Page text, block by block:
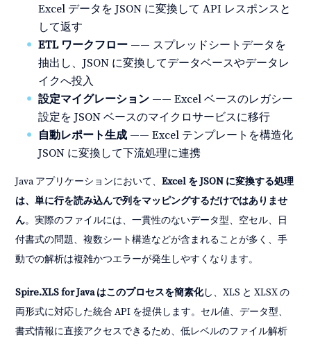
Excel データを JSON に変換して API レスポンスと
して返す
ETL ワークフロー —— スプレッドシートデータを
抽出し、JSON に変換してデータベースやデータレ
イクへ投入
設定マイグレーション —— Excel ベースのレガシー
設定を JSON ベースのマイクロサービスに移行
自動レポート生成 —— Excel テンプレートを構造化
JSON に変換して下流処理に連携
Java アプリケーションにおいて、Excel を JSON に変換する処理
は、単に行を読み込んで列をマッピングするだけではありませ
ん。実際のファイルには、一貫性のないデータ型、空セル、日
付書式の問題、複数シート構造などが含まれることが多く、手
動での解析は複雑かつエラーが発生しやすくなります。
Spire.XLS for Java はこのプロセスを簡素化し、XLS と XLSX の
両形式に対応した統合 API を提供します。セル値、データ型、
書式情報に直接アクセスできるため、低レベルのファイル解析